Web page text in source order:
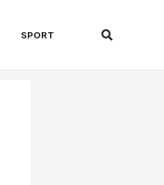
SPORT Search